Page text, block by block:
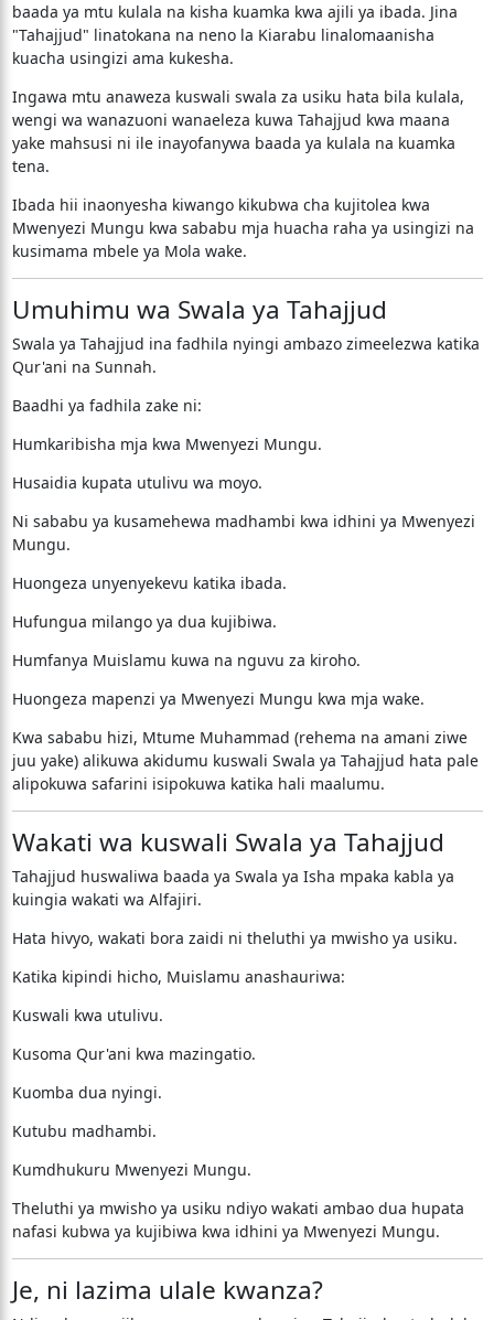
baada ya mtu kulala na kisha kuamka kwa ajili ya ibada. Jina
"Tahajjud" linatokana na neno la Kiarabu linalomaanisha
kuacha usingizi ama kukesha.
Ingawa mtu anaweza kuswali swala za usiku hata bila kulala,
wengi wa wanazuoni wanaeleza kuwa Tahajjud kwa maana
yake mahsusi ni ile inayofanywa baada ya kulala na kuamka
tena.
Ibada hii inaonyesha kiwango kikubwa cha kujitolea kwa
Mwenyezi Mungu kwa sababu mja huacha raha ya usingizi na
kusimama mbele ya Mola wake.
Umuhimu wa Swala ya Tahajjud
Swala ya Tahajjud ina fadhila nyingi ambazo zimeelezwa katika
Qur'ani na Sunnah.
Baadhi ya fadhila zake ni:
Humkaribisha mja kwa Mwenyezi Mungu.
Husaidia kupata utulivu wa moyo.
Ni sababu ya kusamehewa madhambi kwa idhini ya Mwenyezi
Mungu.
Huongeza unyenyekevu katika ibada.
Hufungua milango ya dua kujibiwa.
Humfanya Muislamu kuwa na nguvu za kiroho.
Huongeza mapenzi ya Mwenyezi Mungu kwa mja wake.
Kwa sababu hizi, Mtume Muhammad (rehema na amani ziwe
juu yake) alikuwa akidumu kuswali Swala ya Tahajjud hata pale
alipokuwa safarini isipokuwa katika hali maalumu.
Wakati wa kuswali Swala ya Tahajjud
Tahajjud huswaliwa baada ya Swala ya Isha mpaka kabla ya
kuingia wakati wa Alfajiri.
Hata hivyo, wakati bora zaidi ni theluthi ya mwisho ya usiku.
Katika kipindi hicho, Muislamu anashauriwa:
Kuswali kwa utulivu.
Kusoma Qur'ani kwa mazingatio.
Kuomba dua nyingi.
Kutubu madhambi.
Kumdhukuru Mwenyezi Mungu.
Theluthi ya mwisho ya usiku ndiyo wakati ambao dua hupata
nafasi kubwa ya kujibiwa kwa idhini ya Mwenyezi Mungu.
Je, ni lazima ulale kwanza?